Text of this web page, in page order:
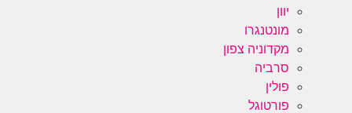
יוון
מונטנגרו
מקדוניה צפון
סרביה
פולין
פורטוגל